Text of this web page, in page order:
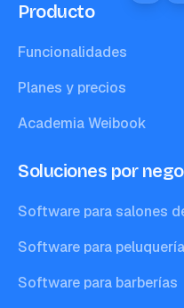
Producto
Funcionalidades
Planes y precios
Academia Weibook
Soluciones por
Software para salones
Software para
Software para barberías